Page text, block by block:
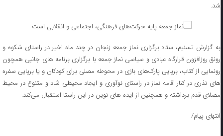
شد.
به گزارش تسنیم، ستاد برگزاری نماز جمعه زنجان در چند ماه اخیر در راستای شکوه و
رونق روزافزون قرارگاه عبادی و سیاسی نماز جمعه با برگزاری برنامه های جانبی همچون
رونمایی از کتاب، برپایی پارک‌های بازی در محوطه مصلی برای کودکان و یا برپایی سفره
های نذری در کنار اقامه نماز در راستای نوآوری و ایجاد محیطی شاد و متنوع در محیط
مصلای قدم برداشته و همچنین از ایده های نوین در این راستا استقبال می‌کند.
انتهای پیام/